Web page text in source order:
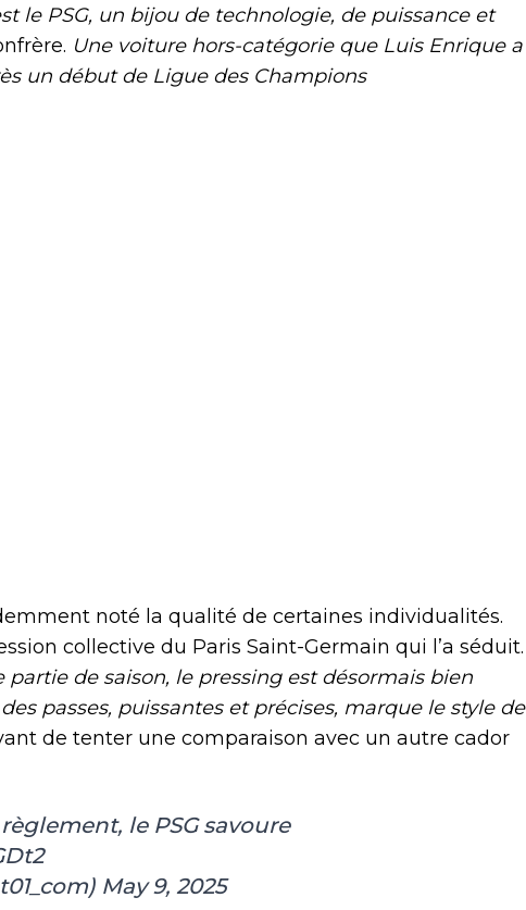
le PSG, un bijou de technologie, de puissance et
Une voiture hors-catégorie que Luis Enrique a
un début de Ligue des Champions
noté la qualité de certaines individualités.
collective du Paris Saint-Germain qui l’a séduit.
de saison, le pressing est désormais bien
passes, puissantes et précises, marque le style de
de tenter une comparaison avec un autre cador
le PSG savoure
May 9, 2025